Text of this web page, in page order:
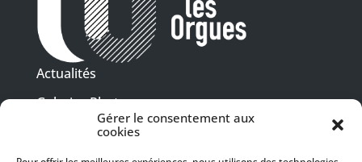
Gérer le consentement aux
cookies
Actualités
Galeries Photos
Vidéothèque